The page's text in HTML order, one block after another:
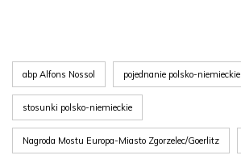
abp Alfons Nossol pojednanie polsko-niemieckie
stosunki polsko-niemieckie
Nagroda Mostu Europa-Miasto Zgorzelec/Goerlitz